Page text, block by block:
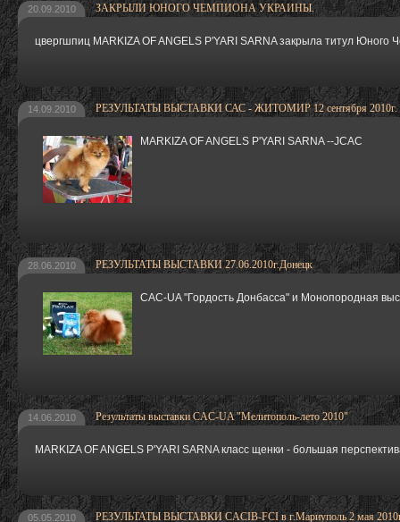
20.09.2010 ЗАКРЫЛИ ЮНОГО ЧЕМПИОНА УКРАИНЫ.
цвергшпиц MARKIZA OF ANGELS P'YARI SARNA закрыла титул Юного
14.09.2010 РЕЗУЛЬТАТЫ ВЫСТАВКИ САС - ЖИТОМИР 12 сентября 2010г.
MARKIZA OF ANGELS P'YARI SARNA --JCAC
28.06.2010 РЕЗУЛЬТАТЫ ВЫСТАВКИ 27.06.2010г.Донецк
САС-UA "Гордость Донбасса" и Монопородная
14.06.2010 Результаты выставки CAC-UA "Мелитополь-лето 2010"
MARKIZA OF ANGELS P'YARI SARNA класс щенки - большая
05.05.2010 РЕЗУЛЬТАТЫ ВЫСТАВКИ CACIB-FCI в г.Мариуполь 2 мая